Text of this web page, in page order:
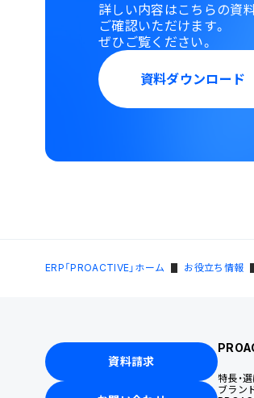
詳しい内容はこちらの資
ご確認いただけます。
ぜひご覧ください。
資料ダウンロード
ERP「PROACTIVE」ホーム お役立ち情報
資料請求
特長・
ブラン